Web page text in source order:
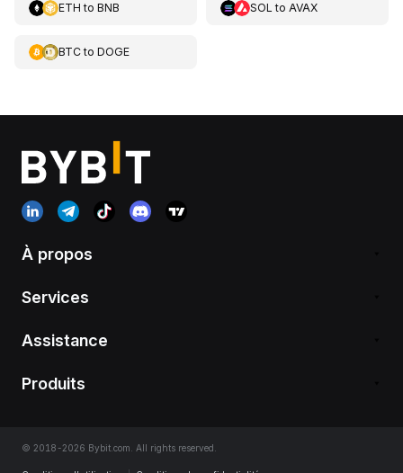
ETH to BNB SOL to AVAX
BTCto DOGE
À propos
Services
Assistance
Produits
© 2018-2026 Bybit.com. All rights reserved.